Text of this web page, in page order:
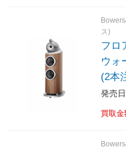
ス)
フロ
ウォ
(2本
発売
買取金